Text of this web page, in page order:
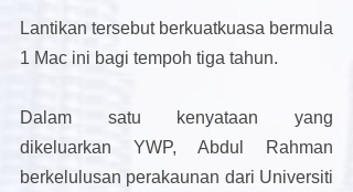
Lantikan tersebut berkuatkuasa bermula
1 Mac ini bagi tempoh tiga tahun.
Dalam satu kenyataan yang
dikeluarkan YWP, Abdul Rahman
berkelulusan perakaunan dari Universiti